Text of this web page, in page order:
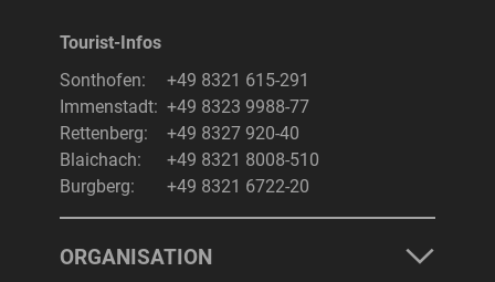
Tourist-Infos
Sonthofen:
+49 8321 615-291
Immenstadt: +49 8323 9988-77
Rettenberg:
+49 8327 920-40
Blaichach:
+49 8321 8008-510
Burgberg:
+49 8321 6722-20
ORGANISATION